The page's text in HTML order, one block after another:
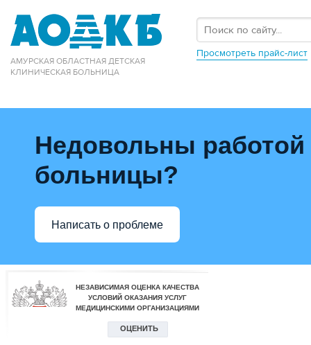
АМУРСКАЯ ОБЛАСТНАЯ ДЕТСКАЯ
КЛИНИЧЕСКАЯ БОЛЬНИЦА
Просмотреть прайс-лист
Недовольны работой
больницы?
Написать о проблеме